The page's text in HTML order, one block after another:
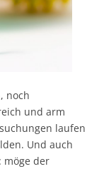
noch
und arm
laufen
Und auch
möge der